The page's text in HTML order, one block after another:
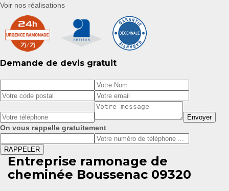
Voir nos réalisations
Demande de devis gratuit
On vous rappelle gratuitement
Entreprise ramonage de
cheminée Boussenac 09320